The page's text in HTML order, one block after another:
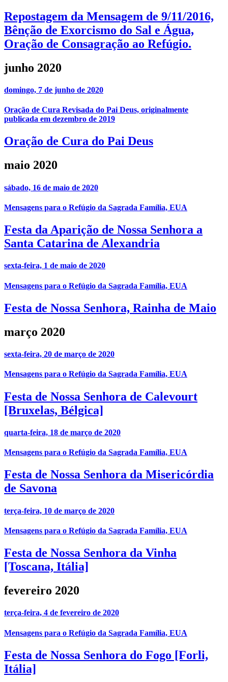
Repostagem da Mensagem de 9/11/2016,
Bênção de Exorcismo do Sal e Água,
Oração de Consagração ao Refúgio.
junho 2020
domingo, 7 de junho de 2020
Oração de Cura Revisada do Pai Deus, originalmente
publicada em dezembro de 2019
Oração de Cura do Pai Deus
maio 2020
sábado, 16 de maio de 2020
Mensagens para o Refúgio da Sagrada Família, EUA
Festa da Aparição de Nossa Senhora a
Santa Catarina de Alexandria
sexta-feira, 1 de maio de 2020
Mensagens para o Refúgio da Sagrada Família, EUA
Festa de Nossa Senhora, Rainha de Maio
março 2020
sexta-feira, 20 de março de 2020
Mensagens para o Refúgio da Sagrada Família, EUA
Festa de Nossa Senhora de Calevourt
[Bruxelas, Bélgica]
quarta-feira, 18 de março de 2020
Mensagens para o Refúgio da Sagrada Família, EUA
Festa de Nossa Senhora da Misericórdia
de Savona
terça-feira, 10 de março de 2020
Mensagens para o Refúgio da Sagrada Família, EUA
Festa de Nossa Senhora da Vinha
[Toscana, Itália]
fevereiro 2020
terça-feira, 4 de fevereiro de 2020
Mensagens para o Refúgio da Sagrada Família, EUA
Festa de Nossa Senhora do Fogo [Forli,
Itália]